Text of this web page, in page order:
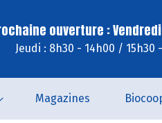
ouverture :
Jeudi : 8h30 - 14h00 / 15h30
Magazines